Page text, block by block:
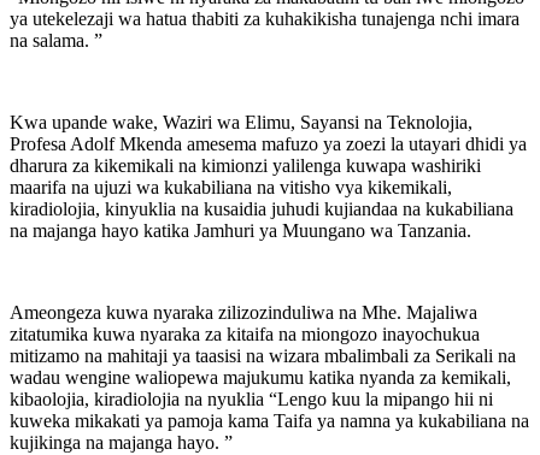
ya utekelezaji wa hatua thabiti za kuhakikisha tunajenga nchi imara
na salama. ”
Kwa upande wake, Waziri wa Elimu, Sayansi na Teknolojia,
Profesa Adolf Mkenda amesema mafuzo ya zoezi la utayari dhidi ya
dharura za kikemikali na kimionzi yalilenga kuwapa washiriki
maarifa na ujuzi wa kukabiliana na vitisho vya kikemikali,
kiradiolojia, kinyuklia na kusaidia juhudi kujiandaa na kukabiliana
na majanga hayo katika Jamhuri ya Muungano wa Tanzania.
Ameongeza kuwa nyaraka zilizozinduliwa na Mhe. Majaliwa
zitatumika kuwa nyaraka za kitaifa na miongozo inayochukua
mitizamo na mahitaji ya taasisi na wizara mbalimbali za Serikali na
wadau wengine waliopewa majukumu katika nyanda za kemikali,
kibaolojia, kiradiolojia na nyuklia “Lengo kuu la mipango hii ni
kuweka mikakati ya pamoja kama Taifa ya namna ya kukabiliana na
kujikinga na majanga hayo. ”